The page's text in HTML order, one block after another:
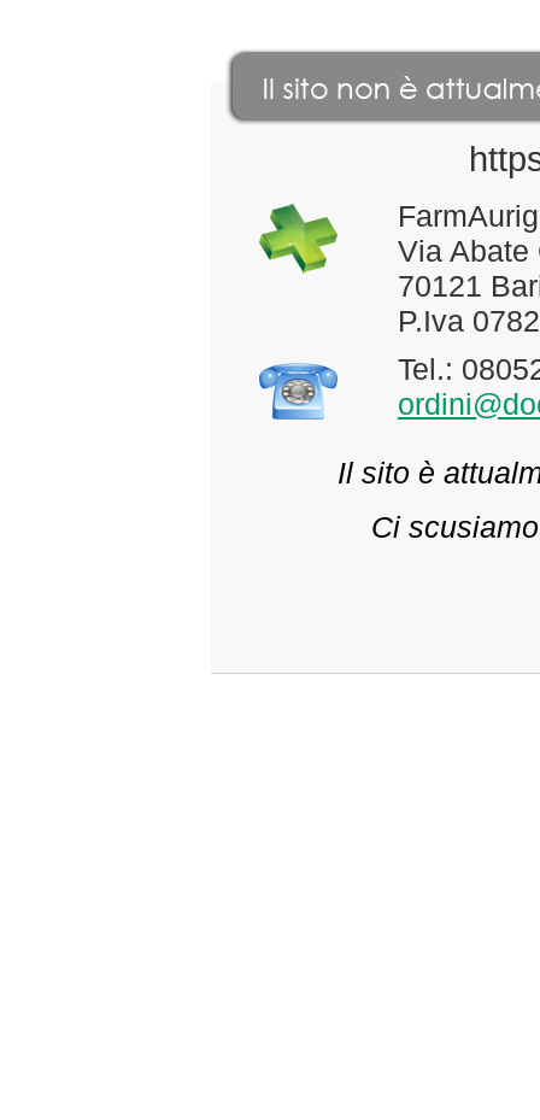
Via Abate
70121
P.Iva
Tel.:
Il sito è
Ci